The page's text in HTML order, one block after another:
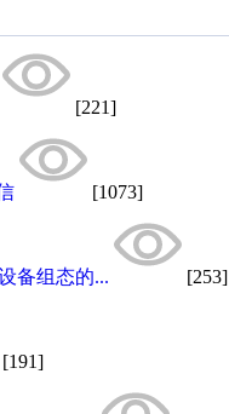
[221]
[1073]
备组态的... [253]
[191]